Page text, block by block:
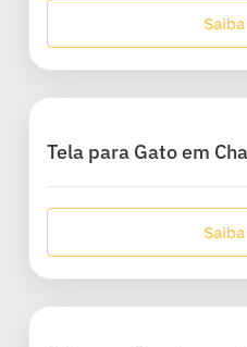
Tela para Gato em